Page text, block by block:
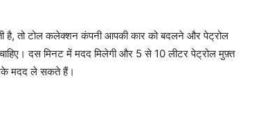
है, तो टोल कलेक्शन कंपनी आपकी कार को बदलने और पेट्रोल
दस मिनट में मदद मिलेगी और 5 से 10 लीटर पेट्रोल मुफ़्त
मदद ले सकते हैं।